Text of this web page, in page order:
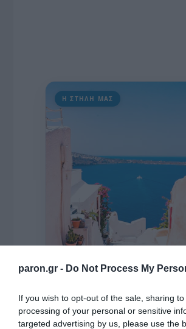
paron.gr - Do Not Process My
If you wish to opt-out of the sale, sharing
processing of your personal or sensitive
targeted advertising by us, please use the
Η ΣΤΗΛΗ ΜΑΣ